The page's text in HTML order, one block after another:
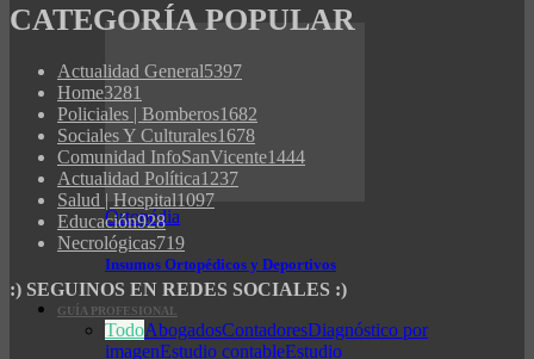
Ortopédia
Insumos Ortopédicos y Deportivos
GUÍA PROFESIONAL
TodoAbogadosContadoresDiagnóstico por
imagenEstudio contableEstudio
CATEGORÍA POPULAR
Actualidad General5397
Home3281
Policiales | Bomberos1682
Sociales Y Culturales1678
Comunidad InfoSanVicente1444
Actualidad Política1237
Salud | Hospital1097
Educación928
Necrológicas719
:) SEGUINOS EN REDES SOCIALES :)